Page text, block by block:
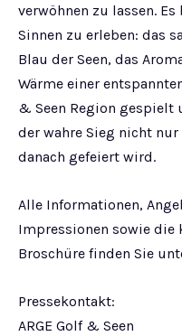
verwöhnen zu lassen.
Sinnen zu erleben: das
Blau der Seen, das
Wärme einer
& Seen Region gespielt
der wahre Sieg nicht
danach gefeiert wird.
Alle Informationen,
Impressionen sowie die
Broschüre finden Sie
Pressekontakt:
ARGE Golf & Seen